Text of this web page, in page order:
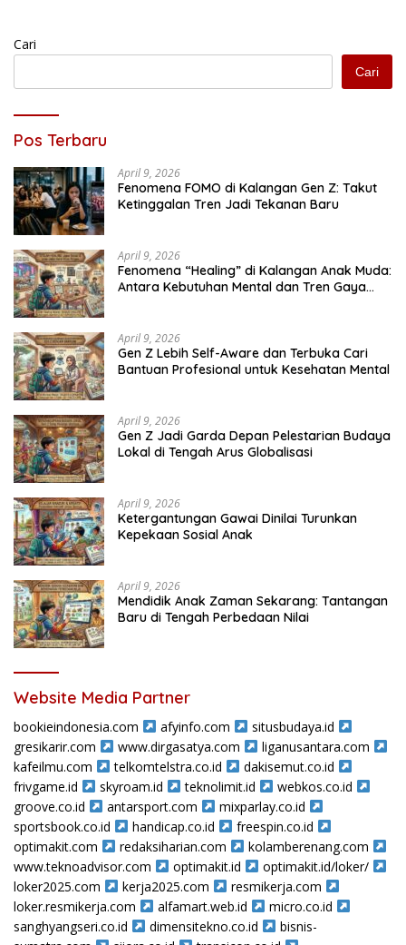
Cari
Cari
Pos Terbaru
April 9, 2026
Fenomena FOMO di Kalangan Gen Z: Takut
Ketinggalan Tren Jadi Tekanan Baru
April 9, 2026
Fenomena “Healing” di Kalangan Anak Muda:
Antara Kebutuhan Mental dan Tren Gaya
April 9, 2026
Gen Z Lebih Self-Aware dan Terbuka Cari
Bantuan Profesional untuk Kesehatan Mental
April 9, 2026
Gen Z Jadi Garda Depan Pelestarian Budaya
Lokal di Tengah Arus Globalisasi
April 9, 2026
Ketergantungan Gawai Dinilai Turunkan
Kepekaan Sosial Anak
April 9, 2026
Mendidik Anak Zaman Sekarang: Tantangan
Baru di Tengah Perbedaan Nilai
Website Media Partner
bookieindonesia.com afyinfo.com
situsbudaya.id
gresikarir.com
www.dirgasatya.com
liganusantara.com
kafeilmu.com
telkomtelstra.co.id
dakisemut.co.id
frivgame.id
skyroam.id teknolimit.id
webkos.co.id
groove.co.id
antarsport.com
mixparlay.co.id
sportsbook.co.id
handicap.co.id
freespin.co.id
optimakit.com
redaksiharian.com
kolamberenang.com
www.teknoadvisor.com
optimakit.id
optimakit.id/loker/
loker2025.com
kerja2025.com
resmikerja.com
loker.resmikerja.com
alfamart.web.id
micro.co.id
sanghyangseri.co.id
dimensitekno.co.id
bisnis-